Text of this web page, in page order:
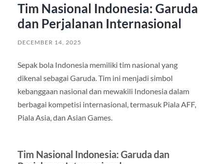
Tim Nasional Indonesia: Garuda
dan Perjalanan Internasional
DECEMBER 14, 2025
Sepak bola Indonesia memiliki tim nasional yang
dikenal sebagai Garuda. Tim ini menjadi simbol
kebanggaan nasional dan mewakili Indonesia dalam
berbagai kompetisi internasional, termasuk Piala AFF,
Piala Asia, dan Asian Games.
Tim Nasional Indonesia: Garuda dan